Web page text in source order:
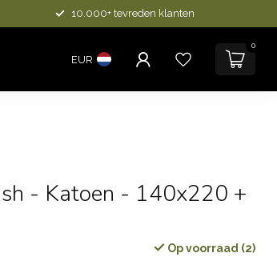
10.000+ tevreden klanten
EUR
0
- Katoen - 140x220 +
Op voorraad (2)